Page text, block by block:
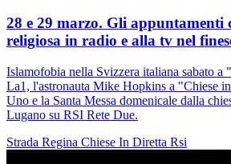
28 e 29 marzo. Gli appuntamenti
religiosa in radio e alla tv nel
Islamofobia nella Svizzera italiana sabato a
La1, l'astronauta Mike Hopkins a "Chiese
Uno e la Santa Messa domenicale dalla
Lugano su RSI Rete Due.
Strada Regina Chiese In Diretta Rsi